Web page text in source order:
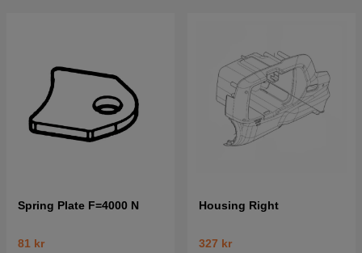
Spring Plate F=4000 N
81 kr
Housing Right
327 kr